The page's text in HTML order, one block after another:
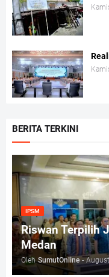
BERITA TERKINI
IPSM
Riswan Terpilih
Medan
Oleh SumutOnline -